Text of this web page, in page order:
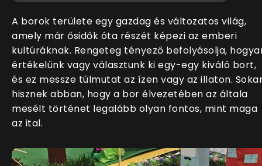
A borok területe egy gazdag és változatos világ,
amely már ősidők óta részét képezi az emberi
kultúráknak. Rengeteg tényező befolyásolja,
értékelünk vagy választunk ki egy-egy kiváló bort,
és ez messze túlmutat az ízen vagy az illaton.
hisznek abban, hogy a bor élvezetében az általa
mesélt történet legalább olyan fontos, mint maga
az ital.